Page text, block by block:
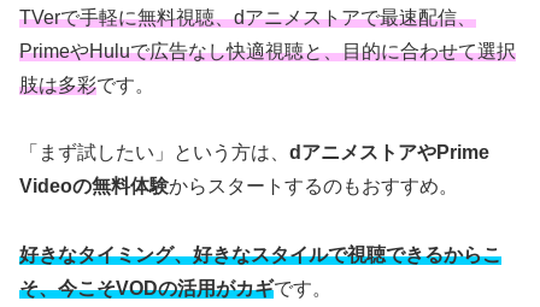
TVerで手軽に無料視聴、dアニメストアで最速配信、
PrimeやHuluで広告なし快適視聴と、目的に合わせて選択
肢は多彩です。
「まず試したい」という方は、 dアニメストアやPrime
Videoの無料体験からスタートするのもおすすめ。
好きなタイミング、好きなスタイルで視聴できるからこ
そ、今こそVODの活用がカギです。